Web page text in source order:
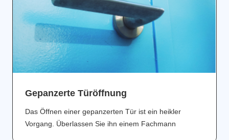
Gepanzerte Türöffnung
Das Öffnen einer gepanzerten Tür ist ein heikler
Vorgang. Überlassen Sie ihn einem Fachmann